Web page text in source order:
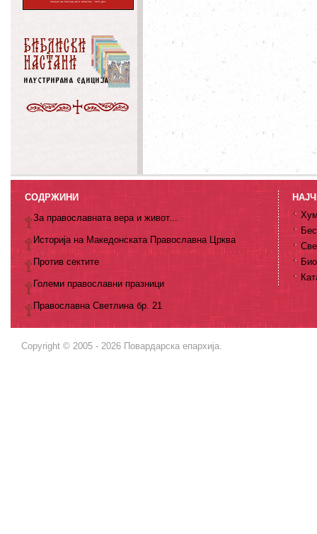
СОДРЖИНИ
За православната вера и живот...
Историја на Македонската Православна Црква
Против сектите
Големи православни празници
Православна Светлина бр. 21
Copyright © 2005 - 2026 Повардарска епархија.